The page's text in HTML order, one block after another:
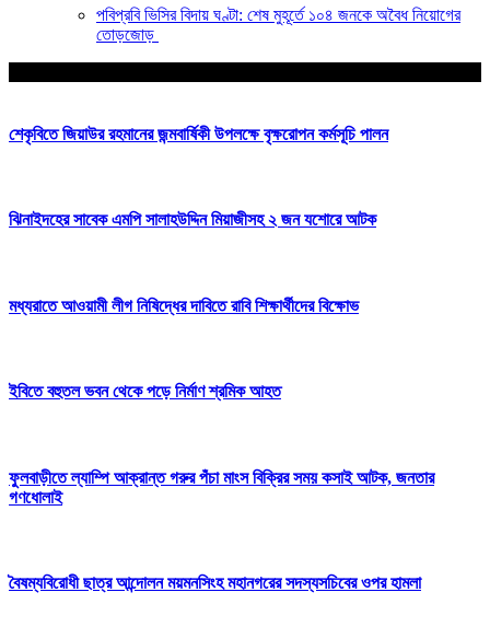
পবিপ্রবি ভিসির বিদায় ঘণ্টা: শেষ মুহূর্তে ১০৪ জনকে অবৈধ নিয়োগের
তোড়জোড়
শেকৃবিতে জিয়াউর রহমানের জন্মবার্ষিকী উপলক্ষে বৃক্ষরোপন কর্মসূচি পালন
ঝিনাইদহের সাবেক এমপি সালাহউদ্দিন মিয়াজীসহ ২ জন যশোরে আটক
মধ্যরাতে আওয়ামী লীগ নিষিদ্ধের দাবিতে রাবি শিক্ষার্থীদের বিক্ষোভ
ইবিতে বহুতল ভবন থেকে পড়ে নির্মাণ শ্রমিক আহত
ফুলবাড়ীতে ল্যাম্পি আক্রান্ত গরুর পঁচা মাংস বিক্রির সময় কসাই আটক, জনতার
গণধোলাই
বৈষম্যবিরোধী ছাত্র আন্দোলন ময়মনসিংহ মহানগরের সদস্যসচিবের ওপর হামলা